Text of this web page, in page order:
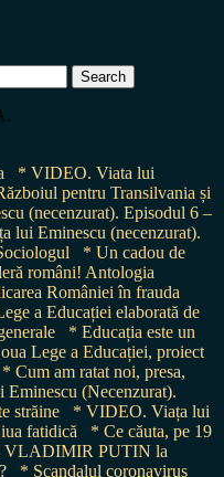
* VIDEO. Viata lui
pentru Transilvania și
(necenzurat). Episodul 6 –
lui Eminescu (necenzurat).
* Un cadou de
români! Antologia
României în frauda
a Educației elaborată de
* Educația este un
Lege a Educației, proiect
* Cum am ratat noi, presa,
(Necenzurat).
străine
* VIDEO. Viața lui
fatidică
* Ce căuta, pe 19
VLADIMIR PUTIN la
* Scandalul coronavirus